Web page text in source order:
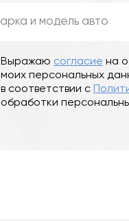
Выражаю согласие на
моих персональных
в соответствии с
обработки